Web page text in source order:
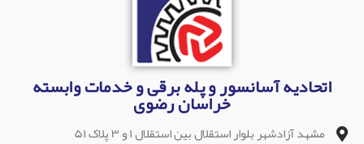
اتحادیه آسانسور و پله برقی و خدمات وابسته
خراسان رضوی
مشهد آزادشهر بلوار استقلال بین استقلال ۱ و ۳ پلاک ۵۱